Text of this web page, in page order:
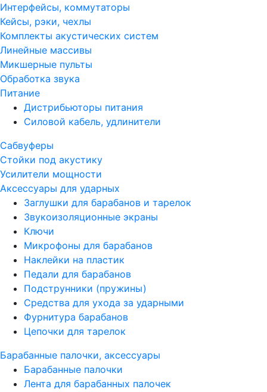
Интерфейсы, коммутаторы
Кейсы, рэки, чехлы
Комплекты акустических систем
Линейные массивы
Микшерные пульты
Обработка звука
Питание
Дистрибьюторы питания
Силовой кабель, удлинители
Сабвуферы
Стойки под акустику
Усилители мощности
Аксессуары для ударных
Заглушки для барабанов и тарелок
Звукоизоляционные экраны
Ключи
Микрофоны для барабанов
Наклейки на пластик
Педали для барабанов
Подструнники (пружины)
Средства для ухода за ударными
Фурнитура барабанов
Цепочки для тарелок
Барабанные палочки, аксессуары
Барабанные палочки
Лента для барабанных палочек